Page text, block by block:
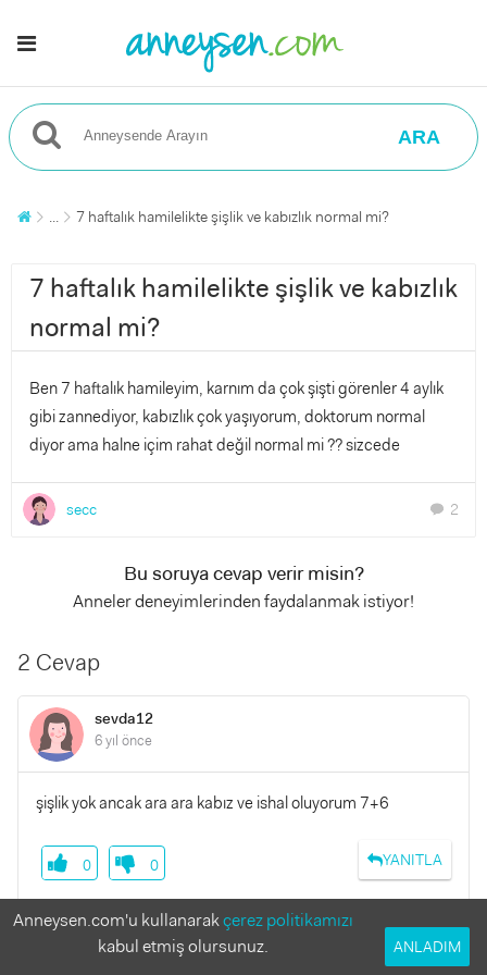
ARA
... 7 haftalık hamilelikte şişlik ve kabızlık normal mi?
7 haftalık hamilelikte şişlik ve kabızlık
normal mi?
Ben 7 haftalık hamileyim, karnım da çok şişti görenler 4 aylık
gibi zannediyor, kabızlık çok yaşıyorum, doktorum normal
diyor ama halne içim rahat değil normal mi ?? sizcede
secc chat 2
Bu soruya cevap verir misin?
Anneler deneyimlerinden faydalanmak istiyor!
2 Cevap
sevda12
6 yıl önce
şişlik yok ancak ara ara kabız ve ishal oluyorum 7+6
YANITLA
0 0
deryatumay
Anneysen.com'u kullanarakçerez politikamızı
kabul etmiş olursunuz.
ANLADIM